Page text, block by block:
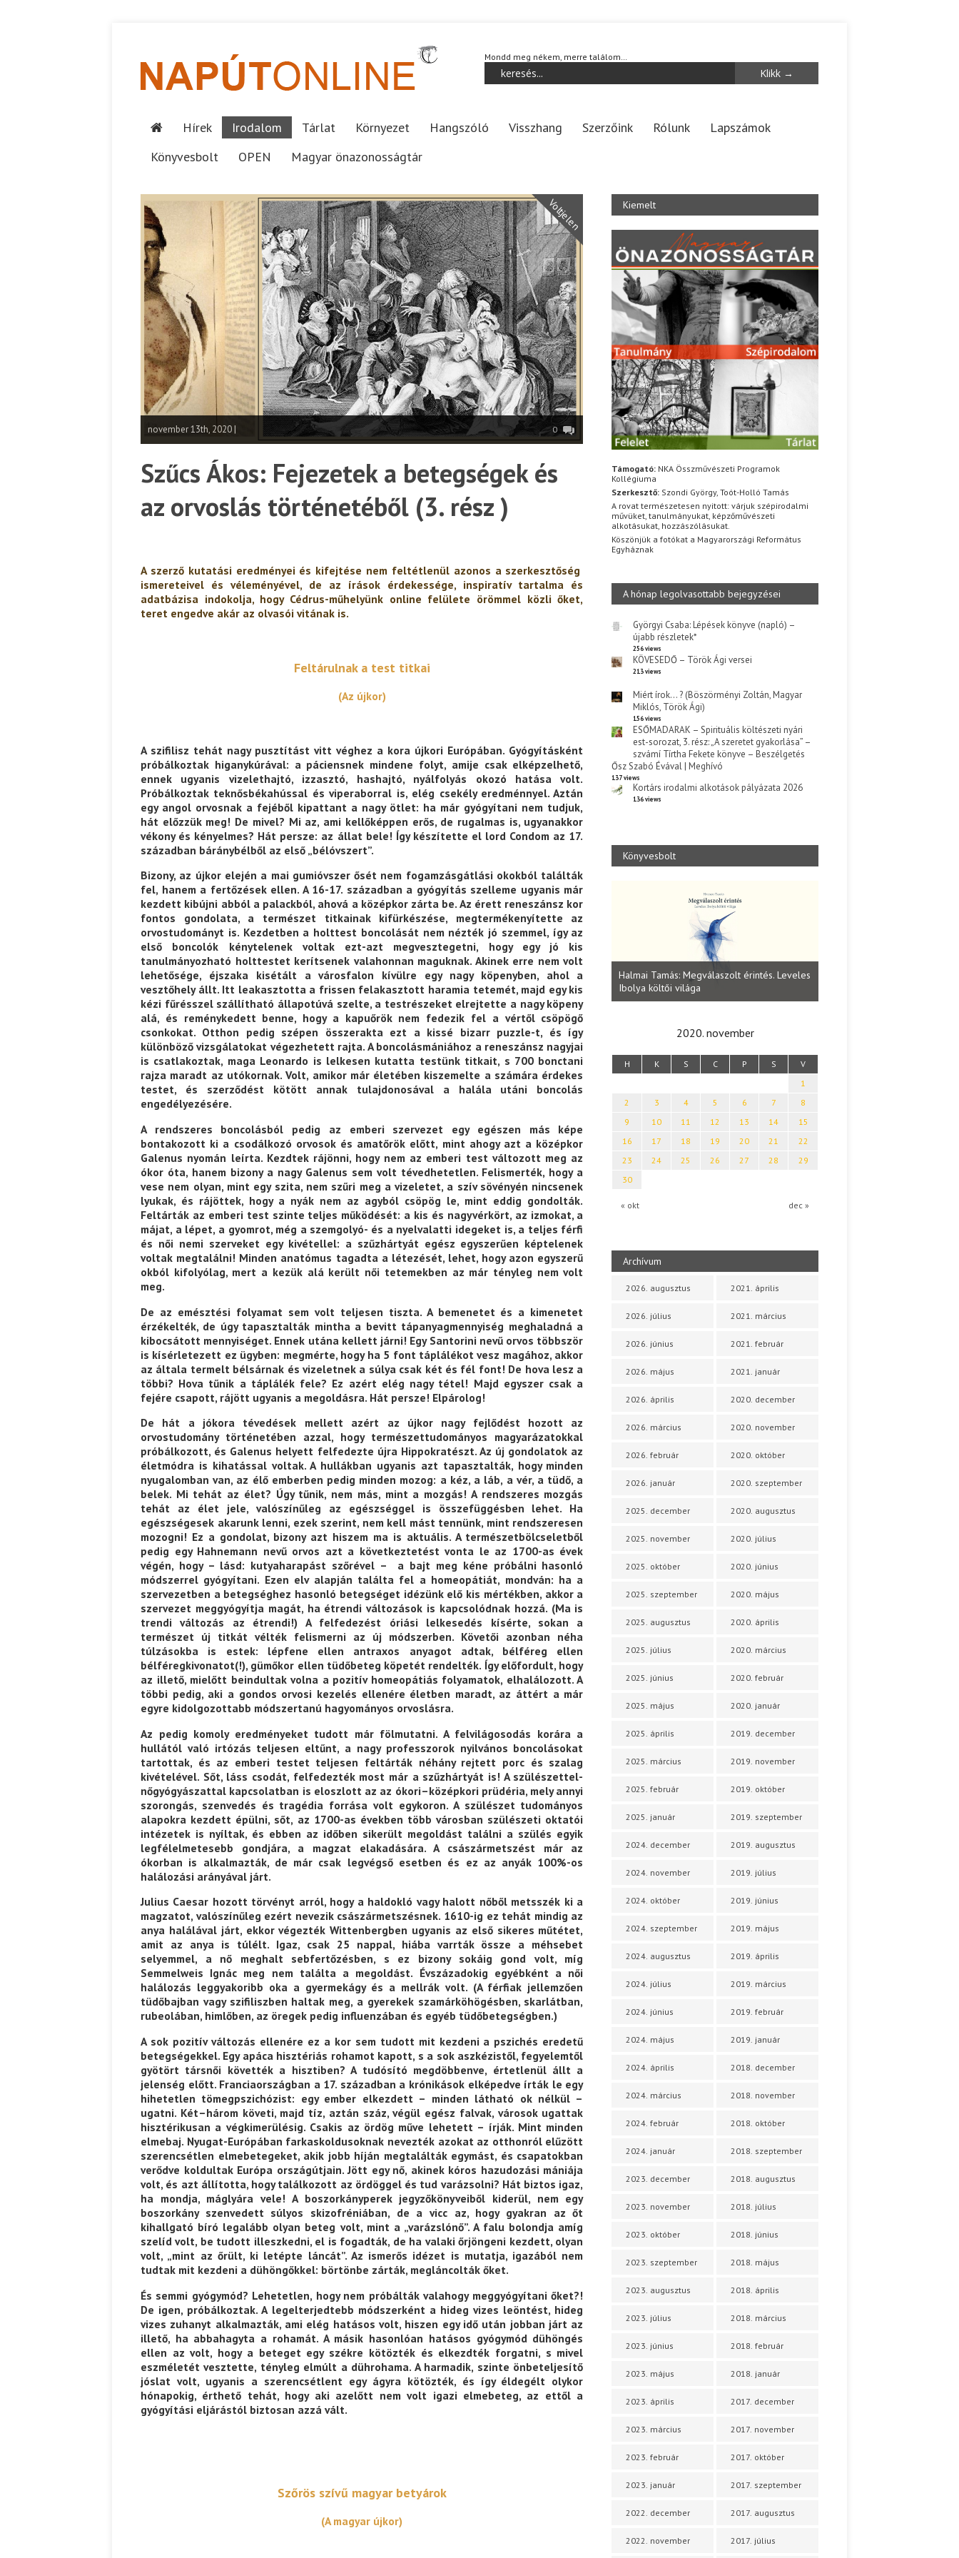
Mondd meg nékem, merre találom…
Hírek Irodalom Tárlat Környezet Hangszóló Visszhang Szerzőink Rólunk
Lapszámok
Könyvesbolt
OPEN Magyar önazonosságtár
Voltjelen
november 13th, 2020 | 0
Szűcs Ákos: Fejezetek a betegségek és
az orvoslás történetéből (3. rész )
A szerző kutatási eredményei és kifejtése nem feltétlenül azonos a szerkesztőség
ismereteivel és véleményével, de az írások érdekessége, inspiratív tartalma és
adatbázisa indokolja, hogy Cédrus-műhelyünk online felülete örömmel közli őket,
teret engedve akár az olvasói vitának is.
Feltárulnak a testtitkai
(Az újkor)
A szifilisz tehát nagy pusztítást vitt véghez a kora újkori Európában. Gyógyításként
próbálkoztak higanykúrával: a páciensnek mindene folyt, amije csak elképzelhető,
ennek ugyanis vizelethajtó, izzasztó, hashajtó, nyálfolyás okozó hatása volt.
Próbálkoztak teknősbékahússal és viperaborral is, elég csekély eredménnyel. Aztán
egy angol orvosnak a fejéből kipattant a nagy ötlet: ha már gyógyítani nem tudjuk,
hát előzzük meg! De mivel? Mi az, ami kellőképpen erős, de rugalmas is, ugyanakkor
vékony és kényelmes? Hát persze: az állat bele! Így készítette el lord Condom az 17.
században báránybélből az első „bélóvszert”.
Bizony, az újkor elején a mai gumióvszer ősét nem fogamzásgátlási okokból találták
fel, hanem a fertőzések ellen. A 16-17. században a gyógyítás szelleme ugyanis már
kezdett kibújni abból a palackból, ahová a középkor zárta be. Az érett reneszánsz kor
fontos gondolata, a természet titkainak kifürkészése, megtermékenyítette az
orvostudományt is. Kezdetben a holttest boncolását nem nézték jó szemmel, így az
első boncolók kénytelenek voltak ezt-azt megvesztegetni, hogy egy jó kis
tanulmányozható holttestet kerítsenek valahonnan maguknak. Akinek erre nem volt
lehetősége, éjszaka kisétált a városfalon kívülre egy nagy köpenyben, ahol a
vesztőhely állt. Itt leakasztotta a frissen felakasztott haramia tetemét, majd egy kis
kézi fűrésszel szállítható állapotúvá szelte, a testrészeket elrejtette a nagy köpeny
alá, és reménykedett benne, hogy a kapuőrök nem fedezik fel a vértől csöpögő
csonkokat. Otthon pedig szépen összerakta ezt a kissé bizarr puzzle-t, és így
különböző vizsgálatokat végezhetett rajta. A boncolásmániához a reneszánsz nagyjai
is csatlakoztak, maga Leonardo is lelkesen kutatta testünk titkait, s 700 bonctani
rajza maradt az utókornak. Volt, amikor már életében kiszemelte a számára érdekes
testet, és szerződést kötött annak tulajdonosával a halála utáni boncolás
engedélyezésére.
A rendszeres boncolásból pedig az emberi szervezet egy egészen más képe
bontakozott ki a csodálkozó orvosok és amatőrök előtt, mint ahogy azt a középkor
Galenus nyomán leírta. Kezdtek rájönni, hogy nem az emberi test változott meg az
ókor óta, hanem bizony a nagy Galenus sem volt tévedhetetlen. Felismerték, hogy a
vese nem olyan, mint egy szita, nem szűri meg a vizeletet, a szív sövényén nincsenek
lyukak, és rájöttek, hogy a nyák nem az agyból csöpög le, mint eddig gondolták.
Feltárták az emberi test szinte teljes működését: a kis és nagyvérkört, az izmokat, a
májat, a lépet, a gyomrot, még a szemgolyó- és a nyelvalatti idegeket is, a teljes férfi
és női nemi szerveket egy kivétellel: a szűzhártyát egész egyszerűen képtelenek
voltak megtalálni! Minden anatómus tagadta a létezését, lehet, hogy azon egyszerű
okból kifolyólag, mert a kezük alá került női tetemekben az már tényleg nem volt
meg.
De az emésztési folyamat sem volt teljesen tiszta. A bemenetet és a kimenetet
érzékelték, de úgy tapasztalták mintha a bevitt tápanyagmennyiség meghaladná a
kibocsátott mennyiséget. Ennek utána kellett járni! Egy Santorini nevű orvos többször
is kísérletezett ez ügyben: megmérte, hogy ha 5 font táplálékot vesz magához, akkor
az általa termelt bélsárnak és vizeletnek a súlya csak két és fél font! De hova lesz a
többi? Hova tűnik a táplálék fele? Ez azért elég nagy tétel! Majd egyszer csak a
fejére csapott, rájött ugyanis a megoldásra. Hát persze! Elpárolog!
De hát a jókora tévedések mellett azért az újkor nagy fejlődést hozott az
orvostudomány történetében azzal, hogy természettudományos magyarázatokkal
próbálkozott, és Galenus helyett felfedezte újra Hippokratészt. Az új gondolatok az
életmódra is kihatással voltak. A hullákban ugyanis azt tapasztalták, hogy minden
nyugalomban van, az élő emberben pedig minden mozog: a kéz, a láb, a vér, a tüdő, a
belek. Mi tehát az élet? Úgy tűnik, nem más, mint a mozgás! A rendszeres mozgás
tehát az élet jele, valószínűleg az egészséggel is összefüggésben lehet. Ha
egészségesek akarunk lenni, ezek szerint, nem kell mást tennünk, mint rendszeresen
mozogni! Ez a gondolat, bizony azt hiszem ma is aktuális. A természetbölcseletből
pedig egy Hahnemann nevű orvos azt a következtetést vonta le az 1700-as évek
végén, hogy – lásd: kutyaharapást szőrével – a bajt meg kéne próbálni hasonló
módszerrel gyógyítani. Ezen elv alapján találta fel a homeopátiát, mondván: ha a
szervezetben a betegséghez hasonló betegséget idézünk elő kis mértékben, akkor a
szervezet meggyógyítja magát, ha étrendi változások is kapcsolódnak hozzá. (Ma is
trendi változás az étrendi!) A felfedezést óriási lelkesedés kísérte, sokan a
természet új titkát vélték felismerni az új módszerben. Követői azonban néha
túlzásokba is estek: lépfene ellen antraxos anyagot adtak, bélféreg ellen
bélféregkivonatot(!), gümőkor ellen tüdőbeteg köpetét rendelték. Így előfordult, hogy
az illető, mielőtt beindultak volna a pozitív homeopátiás folyamatok, elhalálozott. A
többi pedig, aki a gondos orvosi kezelés ellenére életben maradt, az áttért a már
egyre kidolgozottabb módszertanú hagyományos orvoslásra.
Az pedig komoly eredményeket tudott már fölmutatni. A felvilágosodás korára a
hullától való irtózás teljesen eltűnt, a nagy professzorok nyilvános boncolásokat
tartottak, és az emberi testet teljesen feltárták néhány rejtett porc és szalag
kivételével. Sőt, láss csodát, felfedezték most már a szűzhártyát is! A szülészettel-
nőgyógyászattal kapcsolatban is eloszlott az az ókori–középkori prüdéria, mely annyi
szorongás, szenvedés és tragédia forrása volt egykoron. A szülészet tudományos
alapokra kezdett épülni, sőt, az 1700-as években több városban szülészeti oktatói
intézetek is nyíltak, és ebben az időben sikerült megoldást találni a szülés egyik
legfélelmetesebb gondjára, a magzat elakadására. A császármetszést már az
ókorban is alkalmazták, de már csak legvégső esetben és ez az anyák 100%-os
halálozási arányával járt.
Julius Caesar hozott törvényt arról, hogy a haldokló vagy halott nőből metsszék ki a
magzatot, valószínűleg ezért nevezik császármetszésnek. 1610-ig ez tehát mindig az
anya halálával járt, ekkor végezték Wittenbergben ugyanis az első sikeres műtétet,
amit az anya is túlélt. Igaz, csak 25 nappal, hiába varrták össze a méhsebet
selyemmel, a nő meghalt sebfertőzésben, s ez bizony sokáig gond volt, míg
Semmelweis Ignác meg nem találta a megoldást. Évszázadokig egyébként a női
halálozás leggyakoribb oka a gyermekágy és a mellrák volt. (A férfiak jellemzően
tüdőbajban vagy szifiliszben haltak meg, a gyerekek szamárköhögésben, skarlátban,
rubeolában, himlőben, az öregek pedig influenzában és egyéb tüdőbetegségben.)
A sok pozitív változás ellenére ez a kor sem tudott mit kezdeni a pszichés eredetű
betegségekkel. Egy apáca hisztériás rohamot kapott, s a sok aszkézistől, fegyelemtől
gyötört társnői követték a hisztiben? A tudósító megdöbbenve, értetlenül állt a
jelenség előtt. Franciaországban a 17. században a krónikások elképedve írták le egy
hihetetlen tömegpszichózist: egy ember elkezdett – minden látható ok nélkül –
ugatni. Két–három követi, majd tíz, aztán száz, végül egész falvak, városok ugattak
hisztérikusan a végkimerülésig. Csakis az ördög műve lehetett – írják. Mint minden
elmebaj. Nyugat-Európában farkaskoldusoknak nevezték azokat az otthonról elűzött
szerencsétlen elmebetegeket, akik jobb híján megtalálták egymást, és csapatokban
verődve koldultak Európa országútjain. Jött egy nő, akinek kóros hazudozási mániája
volt, és azt állította, hogy találkozott az ördöggel és tud varázsolni? Hát biztos igaz,
ha mondja, máglyára vele! A boszorkányperek jegyzőkönyveiből kiderül, nem egy
boszorkány szenvedett súlyos skizofréniában, de a vicc az, hogy gyakran az őt
kihallgató bíró legalább olyan beteg volt, mint a „varázslónő”. A falu bolondja amíg
szelíd volt, be tudott illeszkedni, el is fogadták, de ha valaki őrjöngeni kezdett, olyan
volt, „mint az őrült, ki letépte láncát”. Az ismerős idézet is mutatja, igazából nem
tudtak mit kezdeni a dühöngőkkel: börtönbe zárták, megláncolták őket.
És semmi gyógymód? Lehetetlen, hogy nem próbálták valahogy meggyógyítani őket?!
De igen, próbálkoztak. A legelterjedtebb módszerként a hideg vizes leöntést, hideg
vizes zuhanyt alkalmazták, ami elég hatásos volt, hiszen egy idő után jobban járt az
illető, ha abbahagyta a rohamát. A másik hasonlóan hatásos gyógymód dühöngés
ellen az volt, hogy a beteget egy székre kötözték és elkezdték forgatni, s mivel
eszméletét vesztette, tényleg elmúlt a dührohama. A harmadik, szinte önbeteljesítő
jóslat volt, ugyanis a szerencsétlent egy ágyra kötözték, és így éldegélt olykor
hónapokig, érthető tehát, hogy aki azelőtt nem volt igazi elmebeteg, az ettől a
gyógyítási eljárástól biztosan azzá vált.
Szőrös szívű magyar betyárok
(A magyar újkor)
Kiemelt
Támogató: NKA Összművészeti Programok
Kollégiuma
Szerkesztő: Szondi György, Toót-Holló Tamás
A rovat természetesen nyitott: várjuk szépirodalmi
művüket, tanulmányukat, képzőművészeti
alkotásukat, hozzászólásukat.
Köszönjük a fotókat a Magyarországi Református
Egyháznak
A hónap legolvasottabb bejegyzései
Györgyi Csaba: Lépések könyve (napló) –
újabb részletek*
256 views
KÖVESEDŐ – Török Ági versei
213 views
Miért írok… ? (Böszörményi Zoltán, Magyar
Miklós, Török Ági)
156 views
ESŐMADARAK – Spirituális költészeti nyári
est-sorozat, 3. rész: „A szeretet gyakorlása” –
szvámí Tírtha Fekete könyve – Beszélgetés
Ősz Szabó Évával | Meghívó
137 views
Kortárs irodalmi alkotások pályázata 2026
136 views
Könyvesbolt
Marietta: Szavak a fényből Káplán Géza: Erotikai kalauz
Parvathy Baul: A NAGY LELKEK DALAI.
Bevezetés a bául ösvénybe (Fordította:
Rideg Zsófia)
Halmai Tamás: Megválaszolt érintés. Leveles
Ibolya költői világa
2020. november
H K S C P S V
« okt dec »
1
2
3 4 5 6 7
8
9
10 11 12 13 14
15
16
17 18 19 20 21
22
23
24 25 26 27 28
29
30
Archívum
2026. augusztus
2026. július
2026. június
2026. május
2026. április
2026. március
2026. február
2026. január
2025. december
2025. november
2025. október
2025. szeptember
2025. augusztus
2025. július
2025. június
2025. május
2025. április
2025. március
2025. február
2025. január
2024. december
2024. november
2024. október
2024. szeptember
2024. augusztus
2024. július
2024. június
2024. május
2024. április
2024. március
2024. február
2024. január
2023. december
2023. november
2023. október
2023. szeptember
2023. augusztus
2023. július
2023. június
2023. május
2023. április
2023. március
2023. február
2023. január
2022. december
2022. november
2021. április
2021. március
2021. február
2021. január
2020. december
2020. november
2020. október
2020. szeptember
2020. augusztus
2020. július
2020. június
2020. május
2020. április
2020. március
2020. február
2020. január
2019. december
2019. november
2019. október
2019. szeptember
2019. augusztus
2019. július
2019. június
2019. május
2019. április
2019. március
2019. február
2019. január
2018. december
2018. november
2018. október
2018. szeptember
2018. augusztus
2018. július
2018. június
2018. május
2018. április
2018. március
2018. február
2018. január
2017. december
2017. november
2017. október
2017. szeptember
2017. augusztus
2017. július